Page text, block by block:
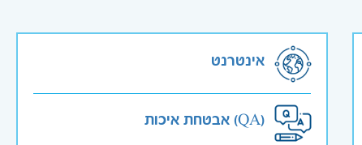
אינטרנט
אבטחת איכות (QA)